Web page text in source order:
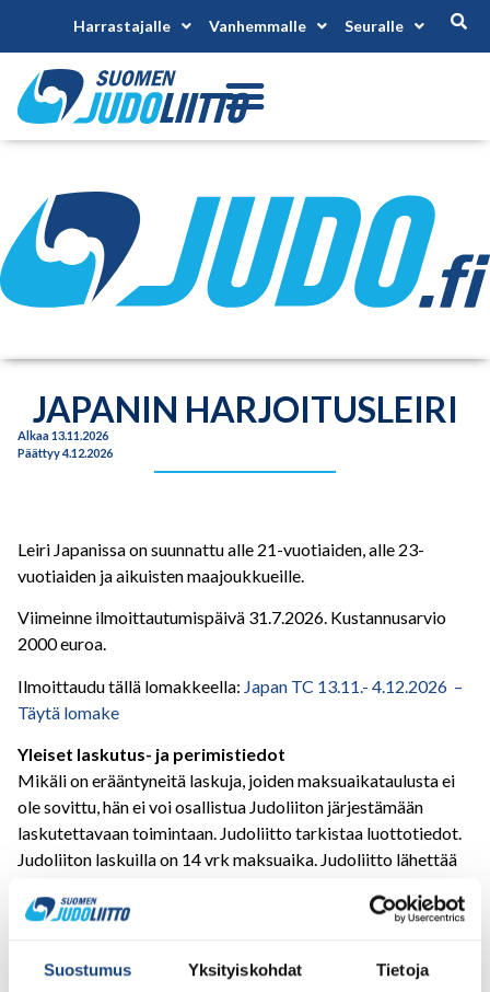
Suostumus Yksityiskohdat Tietoja
Harrastajalle Vanhemmalle Seuralle
JAPANIN HARJOITUSLEIRI
Alkaa 13.11.2026
Päättyy 4.12.2026
Leiri Japanissa on suunnattu alle 21-vuotiaiden, alle 23-
vuotiaiden ja aikuisten maajoukkueille.
Viimeinne ilmoittautumispäivä 31.7.2026. Kustannusarvio
2000 euroa.
Ilmoittaudu tällä lomakkeella: Japan TC 13.11.- 4.12.2026 –
Täytä lomake
Yleiset laskutus- ja perimistiedot
Mikäli on erääntyneitä laskuja, joiden maksuaikataulusta ei
ole sovittu, hän ei voi osallistua Judoliiton järjestämään
laskutettavaan toimintaan. Judoliitto tarkistaa luottotiedot.
Judoliiton laskuilla on 14 vrk maksuaika. Judoliitto lähettää
perintäyhtiölle.
Suomen Judoliiton järjestämien kilpailumatkojen laskuihin